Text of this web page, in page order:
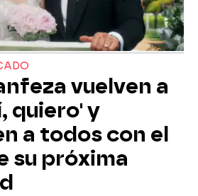
vuelven a
quiero' y
a todos con el
su próxima